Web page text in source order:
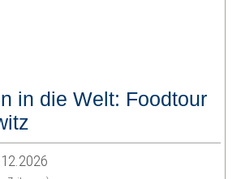
in die Welt: Foodtour